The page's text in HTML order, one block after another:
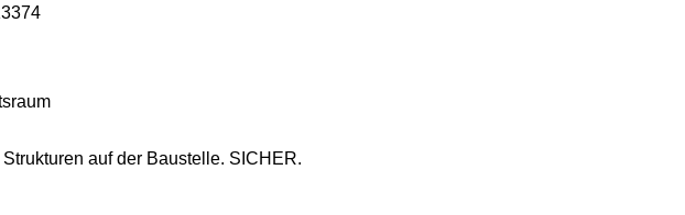
auf der Baustelle. SICHER.